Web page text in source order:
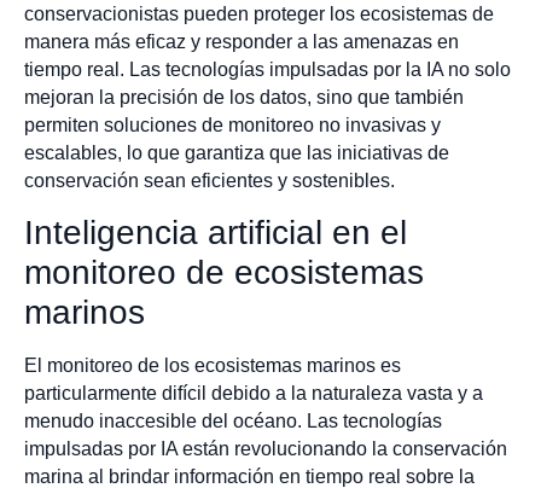
conservacionistas pueden proteger los ecosistemas de
manera más eficaz y responder a las amenazas en
tiempo real. Las tecnologías impulsadas por la IA no solo
mejoran la precisión de los datos, sino que también
permiten soluciones de monitoreo no invasivas y
escalables, lo que garantiza que las iniciativas de
conservación sean eficientes y sostenibles.
Inteligencia artificial en el
monitoreo de ecosistemas
marinos
El monitoreo de los ecosistemas marinos es
particularmente difícil debido a la naturaleza vasta y a
menudo inaccesible del océano. Las tecnologías
impulsadas por IA están revolucionando la conservación
marina al brindar información en tiempo real sobre la